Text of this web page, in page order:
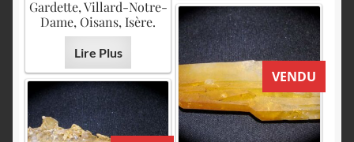
Gardette, Villard-Notre-
Dame, Oisans, Isère.
Lire Plus
VENDU